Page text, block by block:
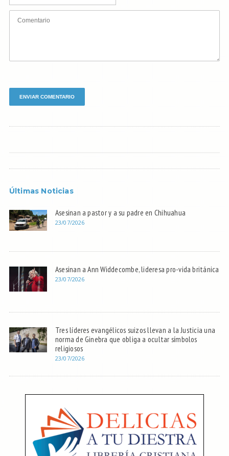
Últimas Noticias
Asesinan a pastor y a su padre en Chihuahua
23/07/2026
Asesinan a Ann Widdecombe, lideresa pro-vida británica
23/07/2026
Tres líderes evangélicos suizos llevan a la Justicia una
norma de Ginebra que obliga a ocultar símbolos
religiosos
23/07/2026